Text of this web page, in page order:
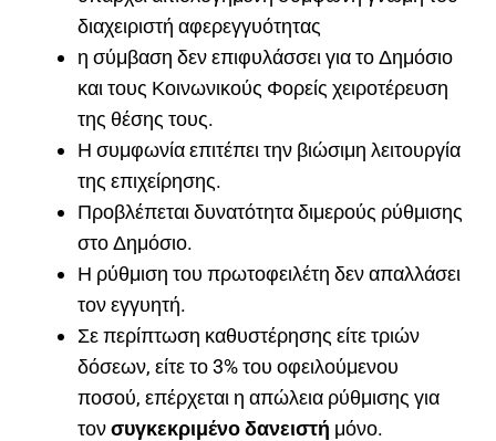
διαχειριστή αφερεγγυότητας
η σύμβαση δεν επιφυλάσσει για το Δημόσιο
και τους Κοινωνικούς Φορείς χειροτέρευση
της θέσης τους.
Η συμφωνία επιτέπει την βιώσιμη λειτουργία
της επιχείρησης.
Προβλέπεται δυνατότητα διμερούς ρύθμισης
στο Δημόσιο.
Η ρύθμιση του πρωτοφειλέτη δεν απαλλάσει
τον εγγυητή.
Σε περίπτωση καθυστέρησης είτε τριών
δόσεων, είτε το 3% του οφειλούμενου
ποσού, επέρχεται η απώλεια ρύθμισης για
τονσυγκεκριμένο δανειστή μόνο.